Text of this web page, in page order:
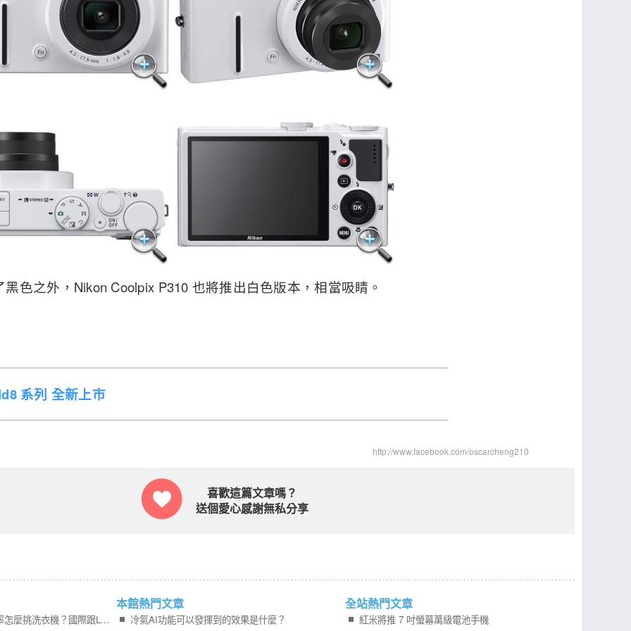
色之外，Nikon Coolpix P310 也將推出白色版本，相當吸睛。
系列 全新上市
http://www.facebook.com/oscarcheng210
喜歡這篇文章嗎？
送個愛心感謝無私分享
不確定接下來的洗衣頻率怎麼挑洗衣機？國際跟LG猶豫中
本館熱門文章
冷氣AI功能可以發揮到的效果是什麼？
全站熱門文章
紅米將推 7 吋螢幕萬級電池手機